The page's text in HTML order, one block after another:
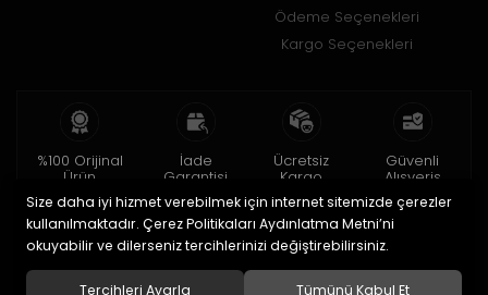
Ödeme Seçenekleri
Kargo Seçenekleri
%100 Orijinal
Ürün
2 yıl garanti
İade
Garantisi
15 gün içinde
iade
Ücretsiz
Kargo
150 TL ve üzeri
Güvenli
Alışveriş
256bit SSL ile
Size daha iyi hizmet verebilmek için internet sitemizde çerezler
kullanılmaktadır. Çerez Politikaları Aydınlatma Metni’ni
okuyabilir ve dilerseniz tercihlerinizi değiştirebilirsiniz.
Tercihleri Ayarla Tümünü Kabul Et